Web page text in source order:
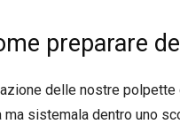
preparare
delle nostre
ma sistemala dentro uno